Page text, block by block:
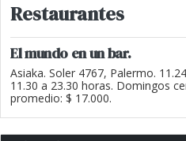
Restaurantes
El mundo en un bar.
Asiaka. Soler 4767, Palermo.
11.30 a 23.30 horas. Domingos
promedio: $ 17.000.